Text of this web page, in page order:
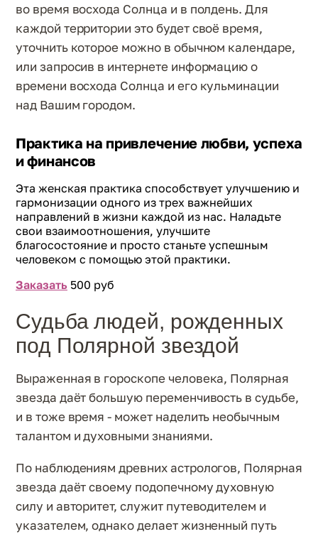
во время восхода Солнца и в полдень. Для
каждой территории это будет своё время,
уточнить которое можно в обычном календаре,
или запросив в интернете информацию о
времени восхода Солнца и его кульминации
над Вашим городом.
Практика на привлечение любви, успеха
и финансов
Эта женская практика способствует улучшению и
гармонизации одного из трех важнейших
направлений в жизни каждой из нас. Наладьте
свои взаимоотношения, улучшите
благосостояние и просто станьте успешным
человеком с помощью этой практики.
Заказать 500 руб
Судьба людей, рожденных
под Полярной звездой
Выраженная в гороскопе человека, Полярная
звезда даёт большую переменчивость в судьбе,
и в тоже время - может наделить необычным
талантом и духовными знаниями.
По наблюдениям древних астрологов, Полярная
звезда даёт своему подопечному духовную
силу и авторитет, служит путеводителем и
указателем, однако делает жизненный путь